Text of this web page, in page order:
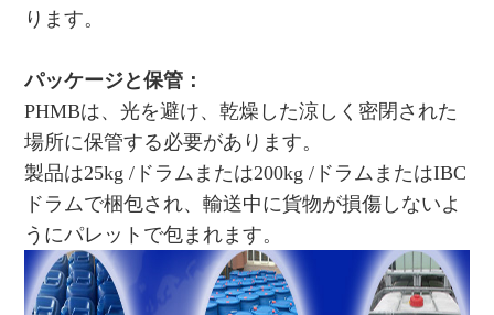
ります。
パッケージと保管：
PHMBは、光を避け、乾燥した涼しく密閉された
場所に保管する必要があります。
製品は25kg /ドラムまたは200kg /ドラムまたはIBC
ドラムで梱包され、輸送中に貨物が損傷しないよ
うにパレットで包まれます。